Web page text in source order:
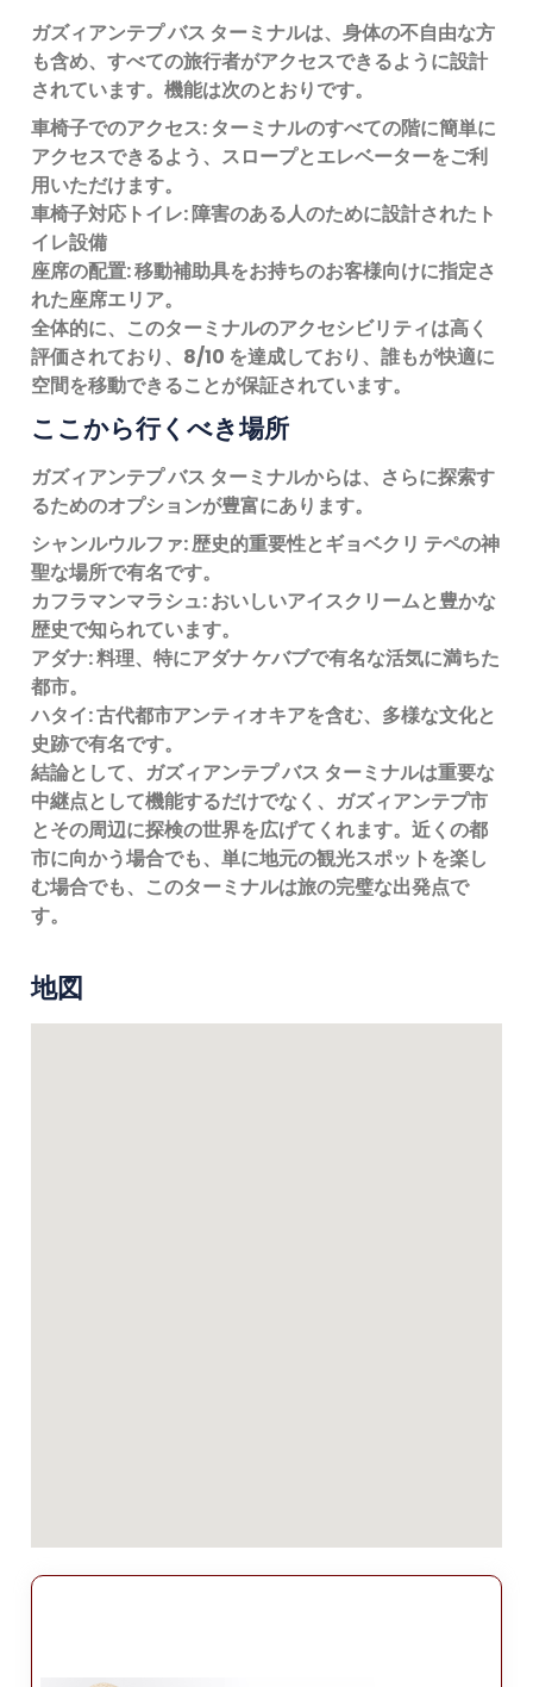
ガズィアンテプ バス ターミナルは、身体の不自由な方
も含め、すべての旅行者がアクセスできるように設計
されています。機能は次のとおりです。
車椅子でのアクセス: ターミナルのすべての階に簡単に
アクセスできるよう、スロープとエレベーターをご利
用いただけます。
車椅子対応トイレ:障害のある人のために設計されたト
イレ設備
座席の配置:移動補助具をお持ちのお客様向けに指定さ
れた座席エリア。
全体的に、このターミナルのアクセシビリティは高く
評価されており、 8/10 を達成しており、誰もが快適に
空間を移動できることが保証されています。
ここから行くべき場所
ガズィアンテプ バス ターミナルからは、さらに探索す
るためのオプションが豊富にあります。
シャンルウルファ:歴史的重要性とギョベクリ テペの神
聖な場所で有名です。
カフラマンマラシュ:おいしいアイスクリームと豊かな
歴史で知られています。
アダナ:料理、特にアダナ ケバブで有名な活気に満ちた
都市。
ハタイ:古代都市アンティオキアを含む、多様な文化と
史跡で有名です。
結論として、ガズィアンテプ バス ターミナルは重要な
中継点として機能するだけでなく、ガズィアンテプ市
とその周辺に探検の世界を広げてくれます。近くの都
市に向かう場合でも、単に地元の観光スポットを楽し
む場合でも、このターミナルは旅の完璧な出発点で
す。
地図